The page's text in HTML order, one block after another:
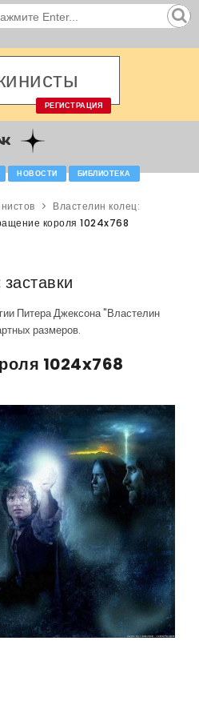
РЕГИСТРАЦИЯ
НОВОСТИ БИБЛИОТЕКА
Властелин колец:
короля 1024x768
Питера Джексона "Властелин
размеров.
1024x768